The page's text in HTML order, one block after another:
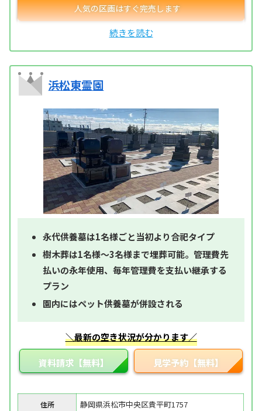
浜松東霊園
永代供養墓は1名様ごと当初より合祀タイプ
樹木葬は1名様～3名様まで埋葬可能。管理費先
払いの永年使用、毎年管理費を支払い継承する
プラン
園内にはペット供養墓が併設される
＼最新の空き状況が分かります／
資料請求【無料】 見学予約【無料】
住所 静岡県浜松市中央区貴平町1757